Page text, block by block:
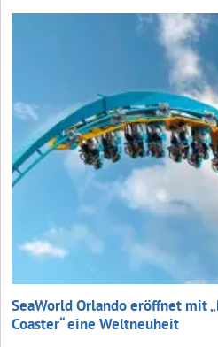
SeaWorld Orlando eröffnet mit
Coaster“ eine Weltneuheit